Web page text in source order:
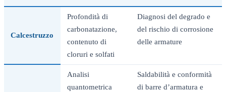
Calcestruzzo
Profondità di
carbonatazione,
contenuto di
cloruri e solfati
Diagnosi del degrado e
del rischio di corrosione
delle armature
Analisi
quantometrica
Saldabilità e conformità
di barre d’armatura e